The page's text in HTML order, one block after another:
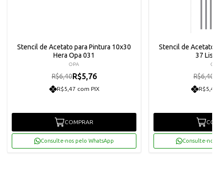
Stencil de Acetato para Pintura 10x30
Hera Opa 031
OPA
R$6,40R$5,76
R$5,47 com PIX
COMPRAR
Consulte-nos pelo WhatsApp
Stencil de Acetato
37
R$6,40
R$5,47
Consulte-nos